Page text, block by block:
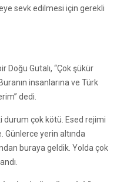
sevk edilmesi için gerekli
Doğu Gutalı, “Çok şükür
insanlarına ve Türk
dedi.
durum çok kötü. Esed rejimi
Günlerce yerin altında
buraya geldik. Yolda çok